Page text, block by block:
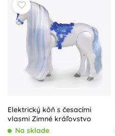
Elektrický kôň s česacími
vlasmi Zimné kráľovstvo
Na sklade